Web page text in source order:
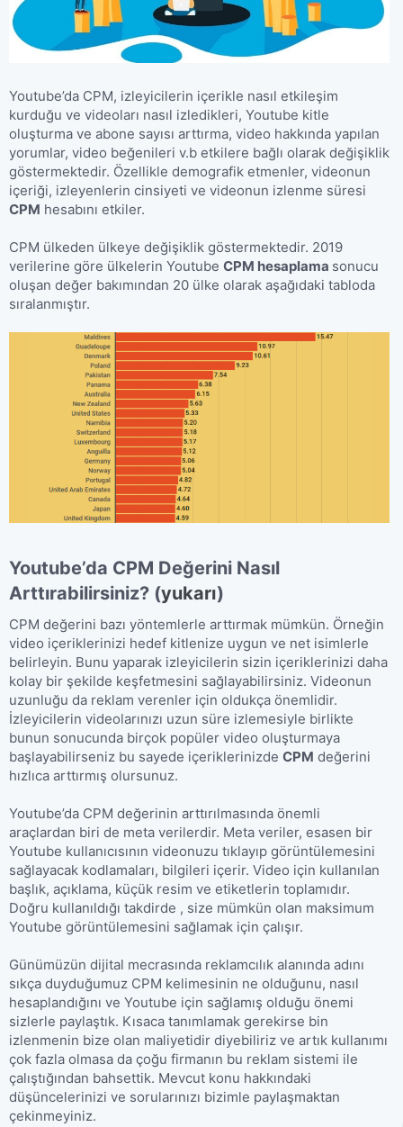
Youtube’da CPM, izleyicilerin içerikle nasıl etkileşim
kurduğu ve videoları nasıl izledikleri, Youtube kitle
oluşturma ve abone sayısı arttırma, video hakkında yapılan
yorumlar, video beğenileri v.b etkilere bağlı olarak değişiklik
göstermektedir. Özellikle demografik etmenler, videonun
içeriği, izleyenlerin cinsiyeti ve videonun izlenme süresi
CPM hesabını etkiler.
CPM ülkeden ülkeye değişiklik göstermektedir. 2019
verilerine göre ülkelerin Youtube CPM hesaplama sonucu
oluşan değer bakımından 20 ülke olarak aşağıdaki tabloda
sıralanmıştır.
Youtube’da CPM Değerini Nasıl
Arttırabilirsiniz? (yukarı)
CPM değerini bazı yöntemlerle arttırmak mümkün. Örneğin
video içeriklerinizi hedef kitlenize uygun ve net isimlerle
belirleyin. Bunu yaparak izleyicilerin sizin içeriklerinizi daha
kolay bir şekilde keşfetmesini sağlayabilirsiniz. Videonun
uzunluğu da reklam verenler için oldukça önemlidir.
İzleyicilerin videolarınızı uzun süre izlemesiyle birlikte
bunun sonucunda birçok popüler video oluşturmaya
başlayabilirseniz bu sayede içeriklerinizde CPM değerini
hızlıca arttırmış olursunuz.
Youtube’da CPM değerinin arttırılmasında önemli
araçlardan biri de meta verilerdir. Meta veriler, esasen bir
Youtube kullanıcısının videonuzu tıklayıp görüntülemesini
sağlayacak kodlamaları, bilgileri içerir. Video için kullanılan
başlık, açıklama, küçük resim ve etiketlerin toplamıdır.
Doğru kullanıldığı takdirde , size mümkün olan maksimum
Youtube görüntülemesini sağlamak için çalışır.
Günümüzün dijital mecrasında reklamcılık alanında adını
sıkça duyduğumuz CPM kelimesinin ne olduğunu, nasıl
hesaplandığını ve Youtube için sağlamış olduğu önemi
sizlerle paylaştık. Kısaca tanımlamak gerekirse bin
izlenmenin bize olan maliyetidir diyebiliriz ve artık kullanımı
çok fazla olmasa da çoğu firmanın bu reklam sistemi ile
çalıştığından bahsettik. Mevcut konu hakkındaki
düşüncelerinizi ve sorularınızı bizimle paylaşmaktan
çekinmeyiniz.